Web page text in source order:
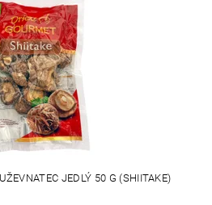
JEDLÝ 50 G (SHIITAKE)